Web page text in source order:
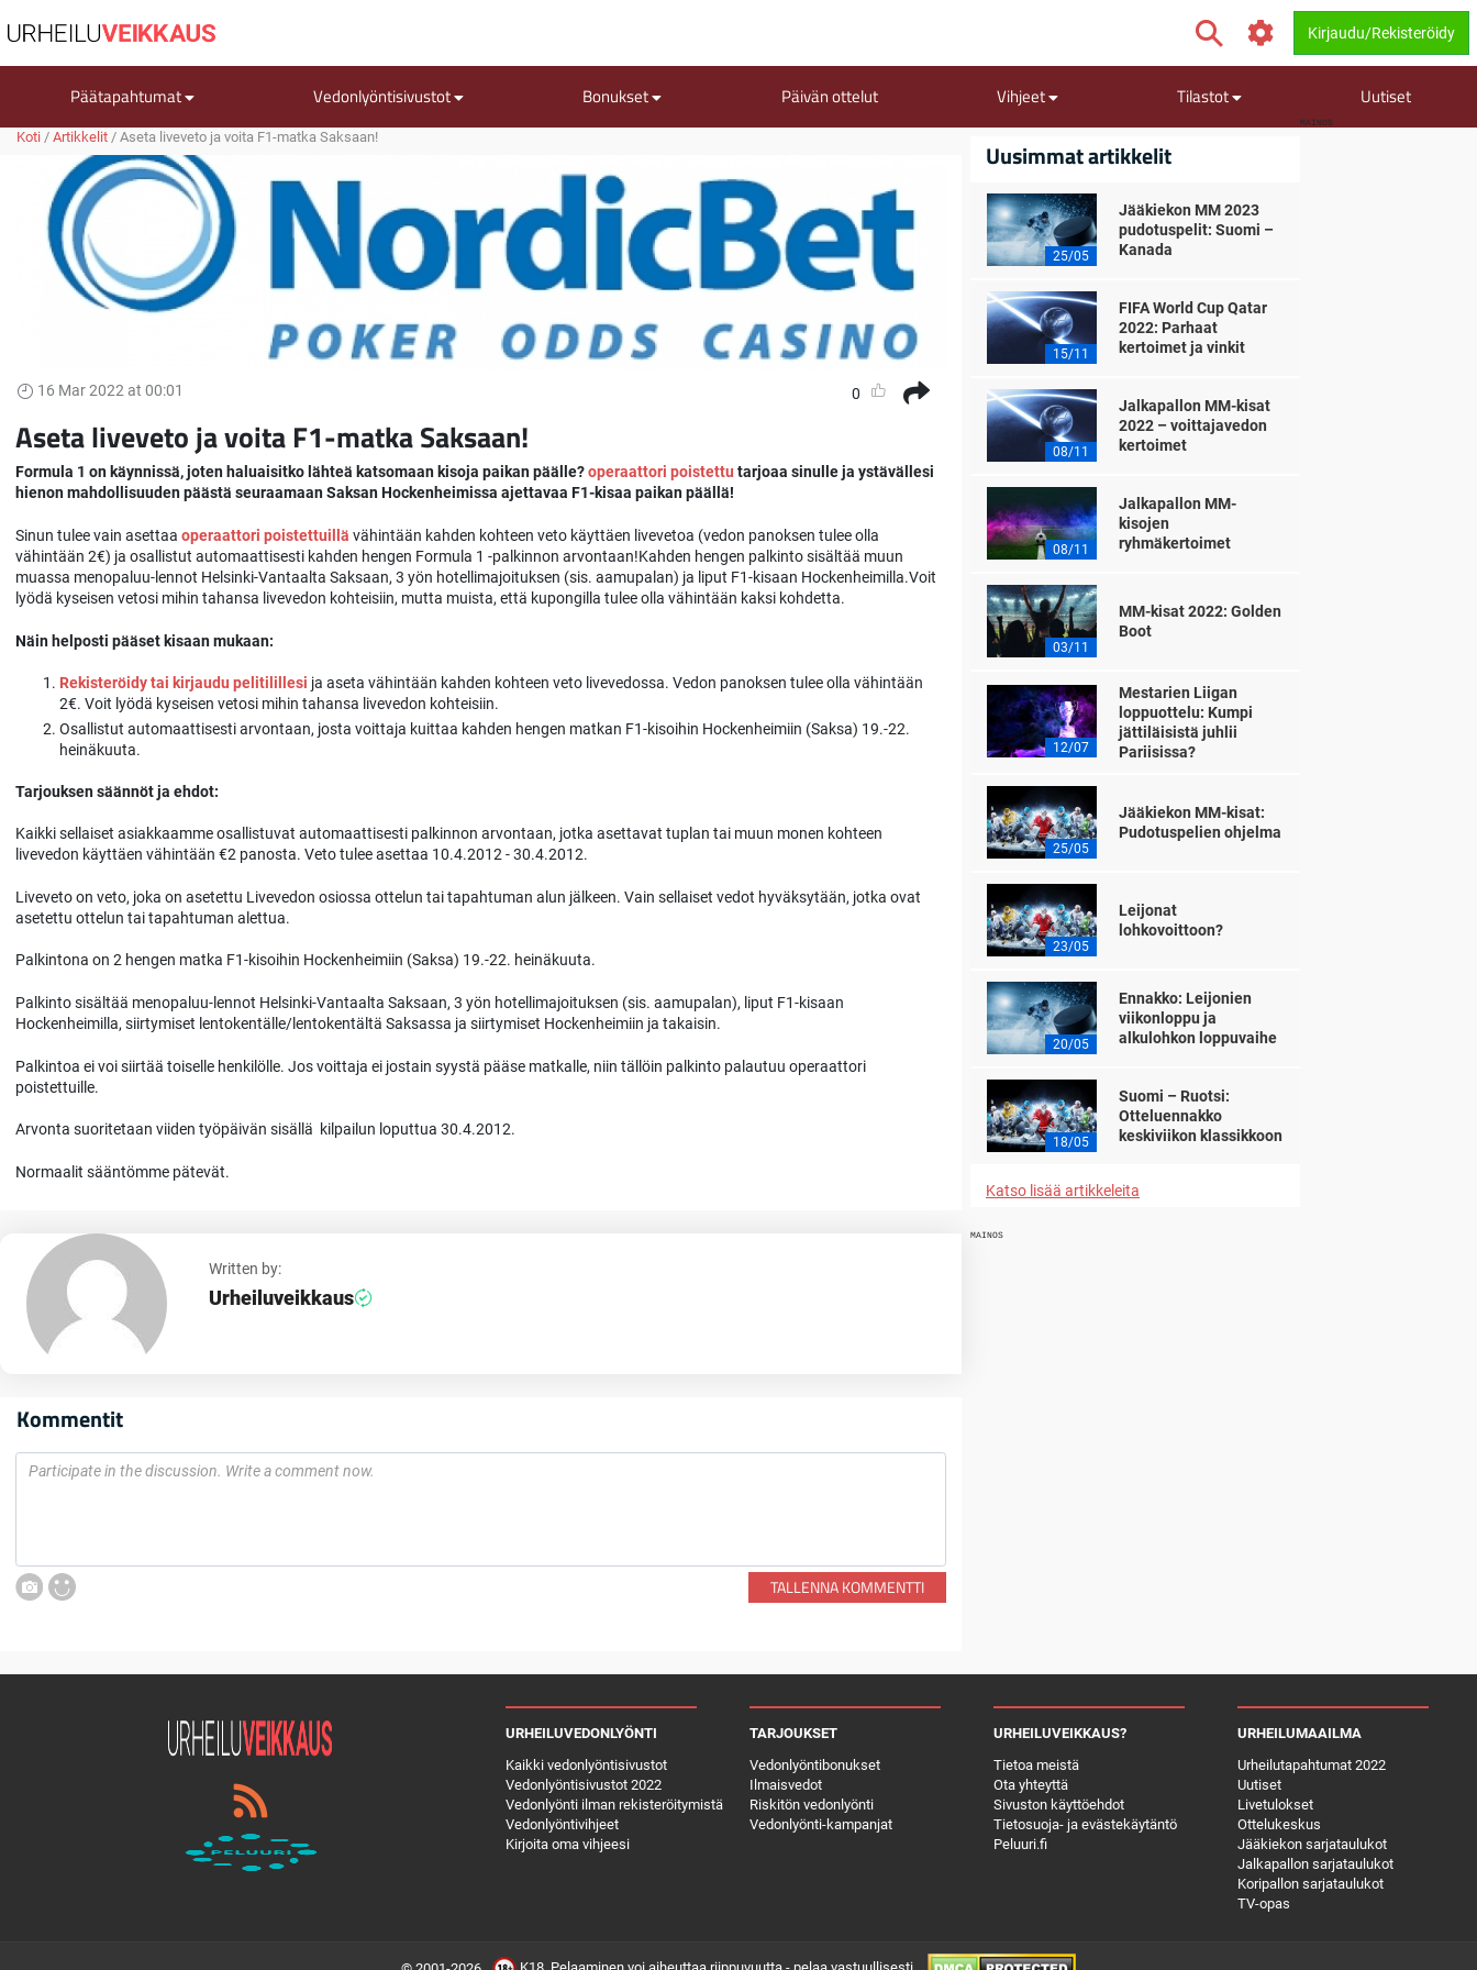
Kirjaudu/Rekisteröidy
Päätapahtumat Vedonlyöntisivustot Bonukset Päivän ottelut Vihjeet Tilastot Uutiset
MAINOS
Koti / Artikkelit / Aseta liveveto ja voita F1-matka Saksaan!
16 Mar 2022 at 00:01 0
Aseta liveveto ja voita F1-matka Saksaan!
Formula 1 on käynnissä, joten haluaisitko lähteä katsomaan kisoja paikan päälle?operaattori poistettu tarjoaa sinulle ja ystävällesi
hienon mahdollisuuden päästä seuraamaan Saksan Hockenheimissa ajettavaa F1-kisaa paikan päällä!
Sinun tulee vain asettaa operaattori poistettuillä vähintään kahden kohteen veto käyttäen livevetoa (vedon panoksen tulee olla
vähintään 2€) ja osallistut automaattisesti kahden hengen Formula 1 -palkinnon arvontaan!Kahden hengen palkinto sisältää muun
muassa menopaluu-lennot Helsinki-Vantaalta Saksaan, 3 yön hotellimajoituksen (sis. aamupalan) ja liput F1-kisaan Hockenheimilla.Voit
lyödä kyseisen vetosi mihin tahansa livevedon kohteisiin, mutta muista, että kupongilla tulee olla vähintään kaksi kohdetta.
Näin helposti pääset kisaan mukaan:
Rekisteröidy tai kirjaudu pelitilillesi ja aseta vähintään kahden kohteen veto livevedossa. Vedon panoksen tulee olla vähintään
2€. Voit lyödä kyseisen vetosi mihin tahansa livevedon kohteisiin.
Osallistut automaattisesti arvontaan, josta voittaja kuittaa kahden hengen matkan F1-kisoihin Hockenheimiin (Saksa) 19.-22.
heinäkuuta.
Tarjouksen säännöt ja ehdot:
Kaikki sellaiset asiakkaamme osallistuvat automaattisesti palkinnon arvontaan, jotka asettavat tuplan tai muun monen kohteen
livevedon käyttäen vähintään €2 panosta. Veto tulee asettaa 10.4.2012 - 30.4.2012.
Liveveto on veto, joka on asetettu Livevedon osiossa ottelun tai tapahtuman alun jälkeen. Vain sellaiset vedot hyväksytään, jotka ovat
asetettu ottelun tai tapahtuman alettua.
Palkintona on 2 hengen matka F1-kisoihin Hockenheimiin (Saksa) 19.-22. heinäkuuta.
Palkinto sisältää menopaluu-lennot Helsinki-Vantaalta Saksaan, 3 yön hotellimajoituksen (sis. aamupalan), liput F1-kisaan
Hockenheimilla, siirtymiset lentokentälle/lentokentältä Saksassa ja siirtymiset Hockenheimiin ja takaisin.
Palkintoa ei voi siirtää toiselle henkilölle. Jos voittaja ei jostain syystä pääse matkalle, niin tällöin palkinto palautuu operaattori
poistettuille.
Arvonta suoritetaan viiden työpäivän sisällä kilpailun loputtua 30.4.2012.
Normaalit sääntömme pätevät.
Written by:
Urheiluveikkaus
Kommentit
TALLENNA KOMMENTTI
Uusimmat artikkelit
25/05
Jääkiekon MM 2023
pudotuspelit: Suomi –
Kanada
15/11
FIFA World Cup Qatar
2022: Parhaat
kertoimet ja vinkit
08/11
Jalkapallon MM-kisat
2022 – voittajavedon
kertoimet
08/11
Jalkapallon MM-
kisojen
ryhmäkertoimet
03/11
MM-kisat 2022: Golden
Boot
12/07
Mestarien Liigan
loppuottelu: Kumpi
jättiläisistä juhlii
Pariisissa?
25/05
Jääkiekon MM-kisat:
Pudotuspelien ohjelma
23/05
Leijonat
lohkovoittoon?
20/05
Ennakko: Leijonien
viikonloppu ja
alkulohkon loppuvaihe
18/05
Suomi – Ruotsi:
Otteluennakko
keskiviikon klassikkoon
Katso lisää artikkeleita
MAINOS
URHEILUVEDONLYÖNTI
Kaikki vedonlyöntisivustot
Vedonlyöntisivustot 2022
Vedonlyönti ilman rekisteröitymistä
Vedonlyöntivihjeet
Kirjoita oma vihjeesi
TARJOUKSET
Vedonlyöntibonukset
Ilmaisvedot
Riskitön vedonlyönti
Vedonlyönti-kampanjat
URHEILUVEIKKAUS?
Tietoa meistä
Ota yhteyttä
Sivuston käyttöehdot
Tietosuoja- ja evästekäytäntö
Peluuri.fi
URHEILUMAAILMA
Urheilutapahtumat 2022
Uutiset
Livetulokset
Ottelukeskus
Jääkiekon sarjataulukot
Jalkapallon sarjataulukot
Koripallon sarjataulukot
TV-opas